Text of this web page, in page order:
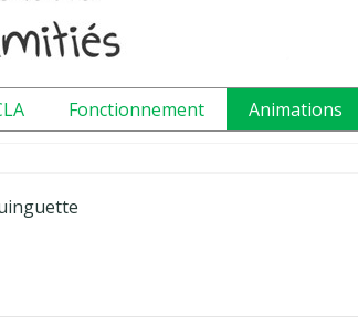
Fonctionnement Animations